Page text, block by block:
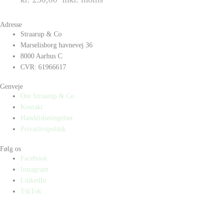
Adresse
Straarup & Co
Marselisborg havnevej 36
8000 Aarhus C
CVR: 61966617
Genveje
Om Straarup & Co
Kontakt
Handelsbetingelser
Privatlivspolitik
Følg os
Facebook
Instagram
LinkedIn
TikTok